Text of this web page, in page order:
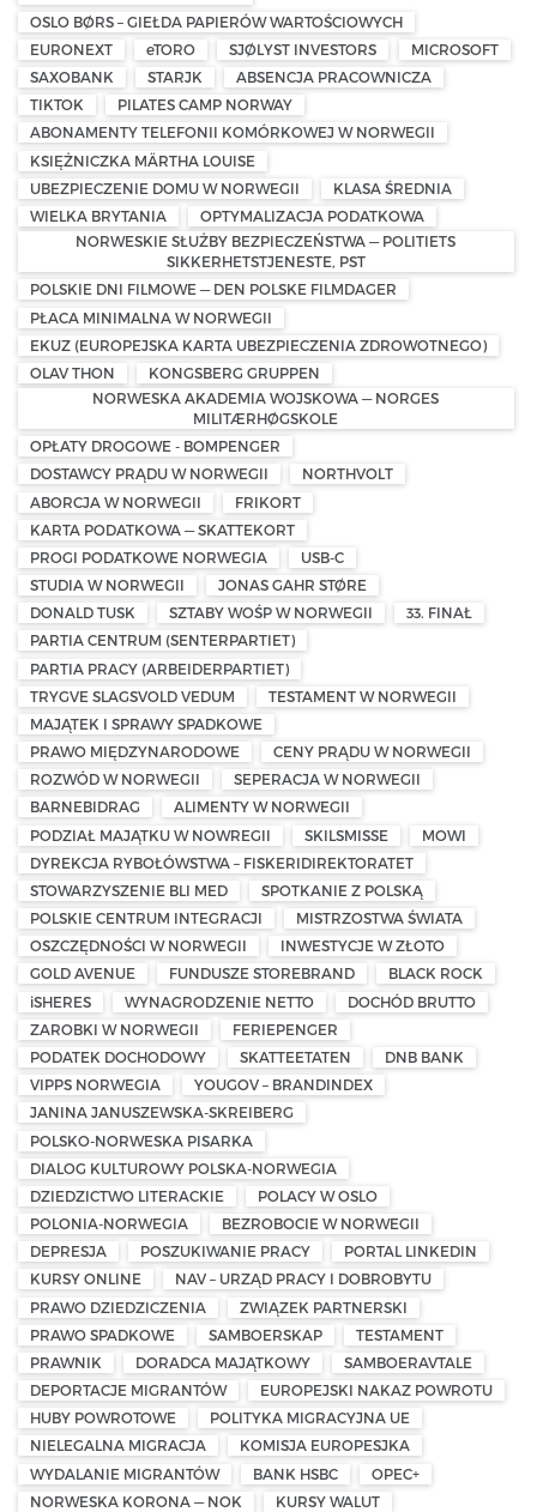
OSLO BØRS – GIEŁDA PAPIERÓW WARTOŚCIOWYCH
EURONEXT
eTORO SJØLYST INVESTORS
MICROSOFT
SAXOBANK
STARJK
ABSENCJA PRACOWNICZA
TIKTOK
PILATES CAMP NORWAY
ABONAMENTY TELEFONII KOMÓRKOWEJ W NORWEGII
KSIĘŻNICZKA MÄRTHA LOUISE
UBEZPIECZENIE DOMU W NORWEGII
KLASA ŚREDNIA
WIELKA BRYTANIA
OPTYMALIZACJA PODATKOWA
NORWESKIE SŁUŻBY BEZPIECZEŃSTWA — POLITIETS
SIKKERHETSTJENESTE, PST
POLSKIE DNI FILMOWE — DEN POLSKE FILMDAGER
PŁACA MINIMALNA W NORWEGII
EKUZ (EUROPEJSKA KARTA UBEZPIECZENIA ZDROWOTNEGO)
OLAV THON
KONGSBERG GRUPPEN
NORWESKA AKADEMIA WOJSKOWA — NORGES
MILITÆRHØGSKOLE
OPŁATY DROGOWE - BOMPENGER
DOSTAWCY PRĄDU W NORWEGII
NORTHVOLT
ABORCJA W NORWEGII
FRIKORT
KARTA PODATKOWA — SKATTEKORT
PROGI PODATKOWE NORWEGIA
USB-C
STUDIA W NORWEGII
JONAS GAHR STØRE
DONALD TUSK
SZTABY WOŚP W NORWEGII
33. FINAŁ
PARTIA CENTRUM (SENTERPARTIET)
PARTIA PRACY (ARBEIDERPARTIET)
TRYGVE SLAGSVOLD VEDUM
TESTAMENT W NORWEGII
MAJĄTEK I SPRAWY SPADKOWE
PRAWO MIĘDZYNARODOWE
CENY PRĄDU W NORWEGII
ROZWÓD W NORWEGII
SEPERACJA W NORWEGII
BARNEBIDRAG
ALIMENTY W NORWEGII
PODZIAŁ MAJĄTKU W NOWREGII
SKILSMISSE
MOWI
DYREKCJA RYBOŁÓWSTWA – FISKERIDIREKTORATET
STOWARZYSZENIE BLI MED
SPOTKANIE Z POLSKĄ
POLSKIE CENTRUM INTEGRACJI
MISTRZOSTWA ŚWIATA
OSZCZĘDNOŚCI W NORWEGII
INWESTYCJE W ZŁOTO
GOLD AVENUE
FUNDUSZE STOREBRAND
BLACK ROCK
iSHERES
WYNAGRODZENIE NETTO
DOCHÓD BRUTTO
ZAROBKI W NORWEGII
FERIEPENGER
PODATEK DOCHODOWY
SKATTEETATEN
DNB BANK
VIPPS NORWEGIA
YOUGOV – BRANDINDEX
JANINA JANUSZEWSKA-SKREIBERG
POLSKO-NORWESKA PISARKA
DIALOG KULTUROWY POLSKA-NORWEGIA
DZIEDZICTWO LITERACKIE
POLACY W OSLO
POLONIA-NORWEGIA
BEZROBOCIE W NORWEGII
DEPRESJA
POSZUKIWANIE PRACY
PORTAL LINKEDIN
KURSY ONLINE
NAV – URZĄD PRACY I DOBROBYTU
PRAWO DZIEDZICZENIA
ZWIĄZEK PARTNERSKI
PRAWO SPADKOWE
SAMBOERSKAP
TESTAMENT
PRAWNIK
DORADCA MAJĄTKOWY
SAMBOERAVTALE
DEPORTACJE MIGRANTÓW
EUROPEJSKI NAKAZ POWROTU
HUBY POWROTOWE
POLITYKA MIGRACYJNA UE
NIELEGALNA MIGRACJA
KOMISJA EUROPESJKA
WYDALANIE MIGRANTÓW
BANK HSBC
OPEC+
NORWESKA KORONA — NOK
KURSY WALUT